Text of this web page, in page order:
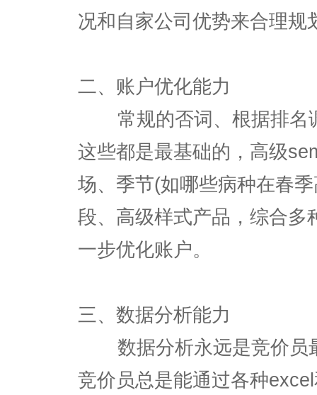
况和自家公司优势来合理规
二、账户优化能力
常规的否词、根据排名
这些都是最基础的，高级
场、季节(如哪些病种在春
段、高级样式产品，综合多
一步优化账户。
三、数据分析能力
数据分析永远是竞价员
竞价员总是能通过各种